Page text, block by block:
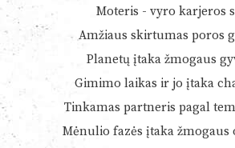
Moteris - vyro karjeros
Amžiaus skirtumas poros
Planetų įtaka žmogaus
Gimimo laikas ir jo įtaka
Tinkamas partneris pagal
Mėnulio fazės įtaka